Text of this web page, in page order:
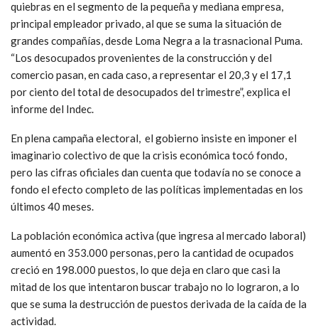
quiebras en el segmento de la pequeña y mediana empresa,
principal empleador privado, al que se suma la situación de
grandes compañías, desde Loma Negra a la trasnacional Puma.
“Los desocupados provenientes de la construcción y del
comercio pasan, en cada caso, a representar el 20,3 y el 17,1
por ciento del total de desocupados del trimestre”, explica el
informe del Indec.
En plena campaña electoral, el gobierno insiste en imponer el
imaginario colectivo de que la crisis económica tocó fondo,
pero las cifras oficiales dan cuenta que todavía no se conoce a
fondo el efecto completo de las políticas implementadas en los
últimos 40 meses.
La población económica activa (que ingresa al mercado laboral)
aumentó en 353.000 personas, pero la cantidad de ocupados
creció en 198.000 puestos, lo que deja en claro que casi la
mitad de los que intentaron buscar trabajo no lo lograron, a lo
que se suma la destrucción de puestos derivada de la caída de la
actividad.